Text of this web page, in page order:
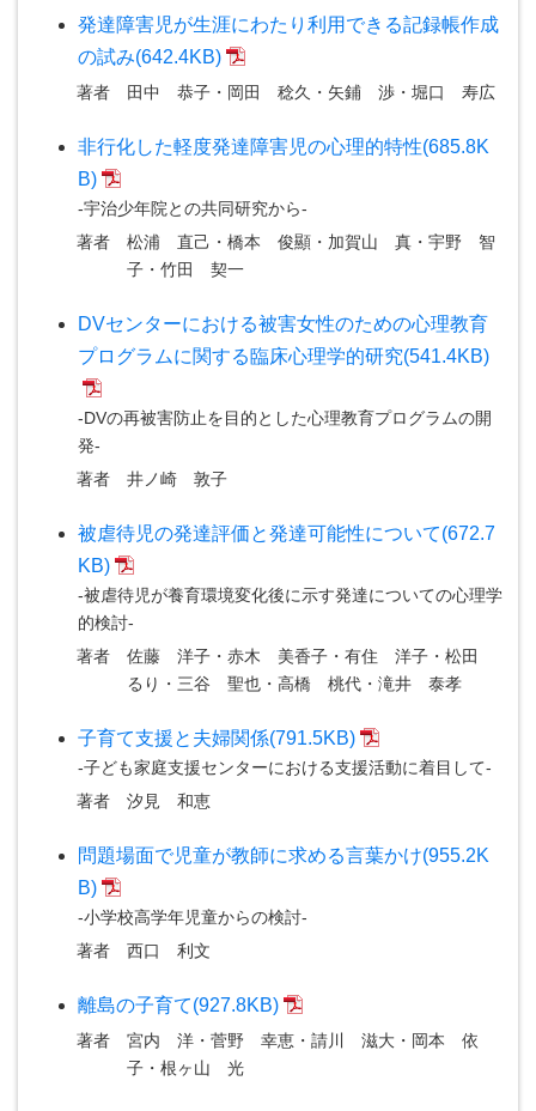
発達障害児が生涯にわたり利用できる記録帳作成
の試み(642.4KB)
著者 田中 恭子・岡田 稔久・矢鋪 渉・堀口 寿広
非行化した軽度発達障害児の心理的特性(685.8K
B)
-宇治少年院との共同研究から-
著者
松浦 直己・橋本 俊顯・加賀山 真・宇野 智
子・竹田 契一
DVセンターにおける被害女性のための心理教育
プログラムに関する臨床心理学的研究(541.4KB)
-DVの再被害防止を目的とした心理教育プログラムの開
発-
著者
井ノ崎 敦子
被虐待児の発達評価と発達可能性について(672.7
KB)
-被虐待児が養育環境変化後に示す発達についての心理学
的検討-
著者
佐藤 洋子・赤木 美香子・有住 洋子・松田
るり・三谷 聖也・高橋 桃代・滝井 泰孝
子育て支援と夫婦関係(791.5KB)
-子ども家庭支援センターにおける支援活動に着目して-
著者
汐見 和恵
問題場面で児童が教師に求める言葉かけ(955.2K
B)
-小学校高学年児童からの検討-
著者
西口 利文
離島の子育て(927.8KB)
著者
宮内 洋・菅野 幸恵・請川 滋大・岡本 依
子・根ヶ山 光